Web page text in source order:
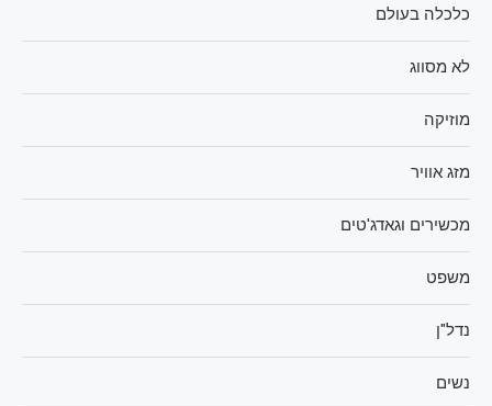
כלכלה בעולם
לא מסווג
מוזיקה
מזג אוויר
מכשירים וגאדג'טים
משפט
נדל"ן
נשים